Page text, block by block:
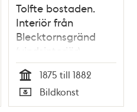
Tolfte bostaden.
Interiör från
Blecktornsgränd
(vindsinteriör)
Tid
1875 till 1882
Typ
Bildkonst